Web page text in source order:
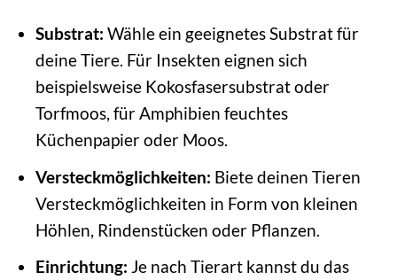
Substrat: Wähle ein geeignetes Substrat für
deine Tiere. Für Insekten eignen sich
beispielsweise Kokosfasersubstrat oder
Torfmoos, für Amphibien feuchtes
Küchenpapier oder Moos.
Versteckmöglichkeiten: Biete deinen Tieren
Versteckmöglichkeiten in Form von kleinen
Höhlen, Rindenstücken oder Pflanzen.
Einrichtung: Je nach Tierart kannst du das